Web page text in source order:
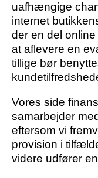
uafhængige
internet
der en del
at aflevere en
tillige bør
Vores side
samarbejder
eftersom vi
provision i
videre udfører